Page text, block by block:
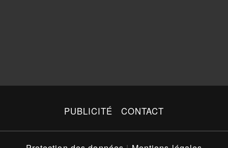
PUBLICITÉ CONTACT